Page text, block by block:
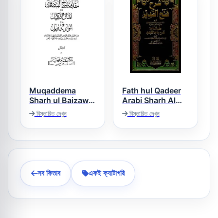
Muqaddema
Sharh ul Baizawi
Urdu مقدمہ شرح
البیضاوی اردو
বিস্তারিত দেখুন
Fath hul Qadeer
Arabi Sharh Al
Hidaya فتح القدیر
عربی شرح الھدایۃ
বিস্তারিত দেখুন
সব কিতাব একই ক্যাটাগরি